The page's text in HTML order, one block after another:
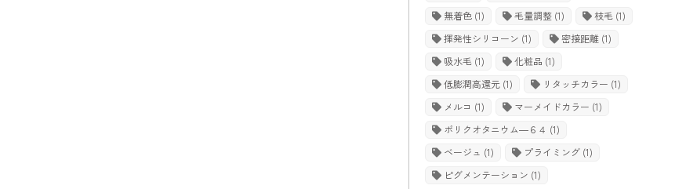
無着色 (1) 毛量調整 (1) 枝毛 (1)
揮発性シリコーン (1) 密接距離 (1)
吸水毛 (1) 化粧品 (1)
低膨潤高還元 (1) リタッチカラー (1)
メルコ (1) マーメイドカラー (1)
ポリクオタニウム―６４ (1)
ベージュ (1) プライミング (1)
ピグメンテーション (1)